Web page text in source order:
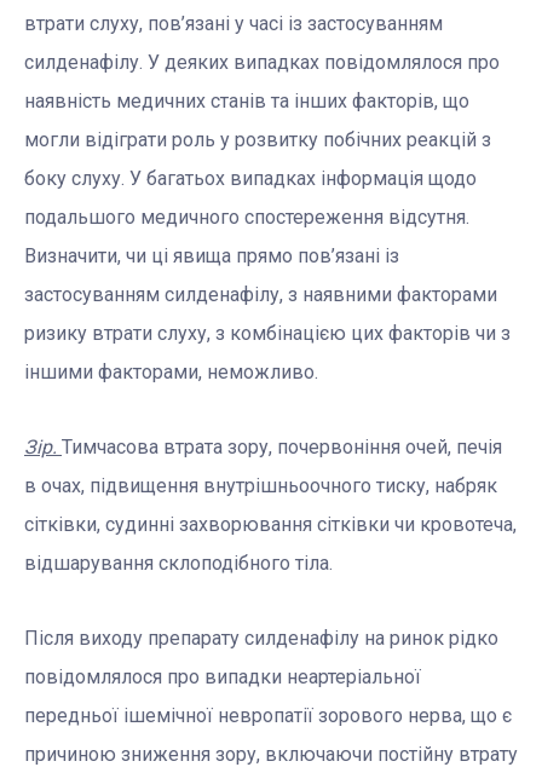
втрати слуху, пов’язані у часі із застосуванням
силденафілу. У деяких випадках повідомлялося про
наявність медичних станів та інших факторів, що
могли відіграти роль у розвитку побічних реакцій з
боку слуху. У багатьох випадках інформація щодо
подальшого медичного спостереження відсутня.
Визначити, чи ці явища прямо пов’язані із
застосуванням силденафілу, з наявними факторами
ризику втрати слуху, з комбінацією цих факторів чи з
іншими факторами, неможливо.
Зір. Тимчасова втрата зору, почервоніння очей, печія
в очах, підвищення внутрішньоочного тиску, набряк
сітківки, судинні захворювання сітківки чи кровотеча,
відшарування склоподібного тіла.
Після виходу препарату силденафілу на ринок рідко
повідомлялося про випадки неартеріальної
передньої ішемічної невропатії зорового нерва, що є
причиною зниження зору, включаючи постійну втрату